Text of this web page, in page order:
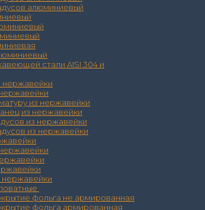
алюминиевый
стали AISI 304 и
нержавейки
из нержавейки
из нержавейки
из нержавейки
из нержавейки
нержавейки
фольга не армированная
фольга армированная